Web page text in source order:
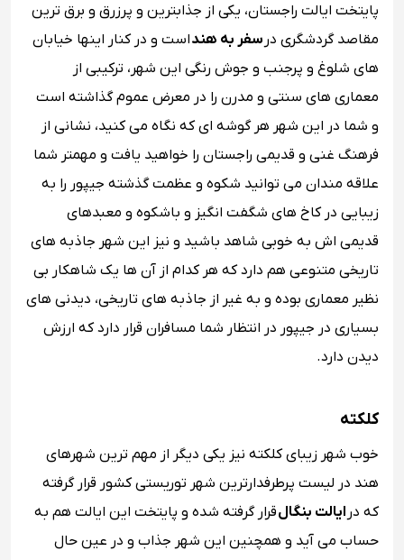
پایتخت ایالت راجستان، یکی از جذابترین و پرزرق ‌و برق‌ ترین
مقاصد گردشگری در سفر به هنداست و در کنار اینها خیابان
‌های شلوغ و پرجنب ‌و جوش رنگی این شهر، ترکیبی از
معماری‌ های سنتی و مدرن را در معرض عموم گذاشته است
و شما در این شهر هر گوشه‌ ای که نگاه می کنید، نشانی از
فرهنگ غنی و قدیمی راجستان را خواهید یافت و مهمتر شما
علاقه مندان می توانید شکوه و عظمت گذشته‌ جیپور را به
زیبایی در کاخ‌ های شگفت انگیز و باشکوه و معبدهای
قدیمی ‌اش به خوبی شاهد باشید و نیز این شهر جاذبه‌ های
تاریخی متنوعی هم دارد که هر کدام از آن‌ ها یک شاهکار بی
‌نظیر معماری بوده و به غیر از جاذبه‌ های تاریخی، دیدنی‌ های
بسیاری در جیپور در انتظار شما مسافران قرار دارد که ارزش
دیدن دارد.
کلکته
خوب شهر زیبای کلکته نیز یکی دیگر از مهم ‌ترین شهرهای
هند در لیست پرطرفدارترین شهر توریستی کشور قرار گرفته
که در ایالت بنگالقرار گرفته شده و پایتخت این ایالت هم به
حساب می آید و همچنین این شهر جذاب و در عین حال